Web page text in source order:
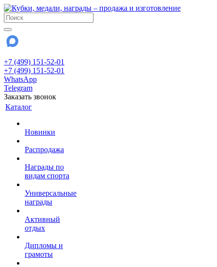
+7 (499) 151-52-01
+7 (499) 151-52-01
WhatsApp
Telegram
Заказать звонок
Каталог
Новинки
Распродажа
Награды по
видам спорта
Универсальные
награды
Активный
отдых
Дипломы и
грамоты